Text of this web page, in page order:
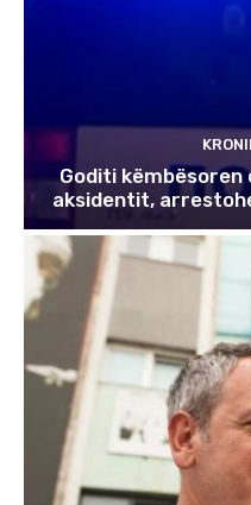
Goditi këmbësoren
aksidentit,